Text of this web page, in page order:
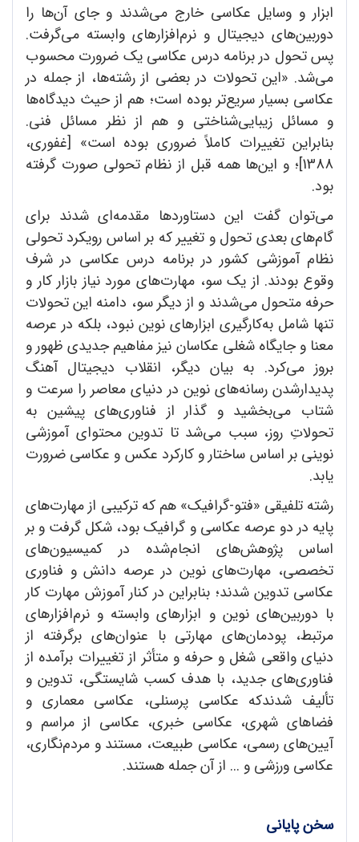
ابزار و وسایل عکاسی خارج می‌شدند و جای آن‌ها را
دوربین‌های دیجیتال و نرم‌افزارهای وابسته می‌گرفت.
پس تحول در برنامه درس عکاسی یک ضرورت محسوب
می‌شد. «این تحولات در بعضی از رشته‌ها، از جمله در
عکاسی بسیار سریع‌تر بوده است؛ هم از حیث دیدگاه‌ها
و مسائل زیبایی‌شناختی و هم از نظر مسائل فنی.
بنابراین تغییرات کاملاً ضروری بوده است» [غفوری،
1388]؛ و این‌ها همه قبل از نظام تحولی صورت گرفته
بود.
می‌توان گفت این دستاوردها مقدمه‌ای شدند برای
گام‌های بعدی تحول و تغییر که بر اساس رویکرد تحولی
نظام آموزشی کشور در برنامه درس عکاسی در شرف
وقوع بودند. از یک سو، مهارت‌های مورد نیاز بازار کار و
حرفه متحول می‌شدند و از دیگر سو، دامنه این تحولات
تنها شامل به‌کارگیری ابزارهای نوین نبود، بلکه در عرصه
معنا و جایگاه شغلی عکاسان نیز مفاهیم جدیدی ظهور و
بروز می‌کرد. به بیان دیگر، انقلاب دیجیتال آهنگ
پدیدارشدن رسانه‌های نوین در دنیای معاصر را سرعت و
شتاب می‌بخشید و گذار از فناوری‌های پیشین به
تحولاتِ روز، سبب می‌شد تا تدوین محتوای آموزشی
نوینی بر اساس ساختار و کارکرد عکس و عکاسی ضرورت
یابد.
رشته تلفیقی «فتو-گرافیک» هم که ترکیبی از مهارت‌های
پایه در دو عرصه عکاسی و گرافیک بود، شکل گرفت و بر
اساس پژوهش‌های انجام‌شده در کمیسیون‌های
تخصصی، مهارت‌های نوین در عرصه دانش و فناوری
عکاسی تدوین شدند؛ بنابراین در کنار آموزش مهارت کار
با دوربین‌های نوین و ابزارهای وابسته و نرم‌افزارهای
مرتبط، پودمان‌های مهارتی با عنوان‌‌های برگرفته از
دنیای واقعی شغل و حرفه و متأثر از تغییرات برآمده از
فناوری‌های جدید، با هدف کسب شایستگی، تدوین و
تألیف شدندکه عکاسی پرسنلی، عکاسی معماری و
فضاهای شهری، عکاسی خبری، عکاسی از مراسم و
آیین‌های رسمی، عکاسی طبیعت، مستند و مردم‌نگاری،
عکاسی ورزشی و ... از آن جمله هستند.
سخن پایانی